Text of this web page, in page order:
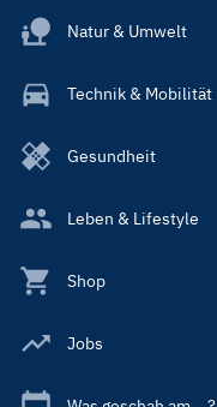
Natur & Umwelt
Technik & Mobilität
Gesundheit
Leben & Lifestyle
Shop
Jobs